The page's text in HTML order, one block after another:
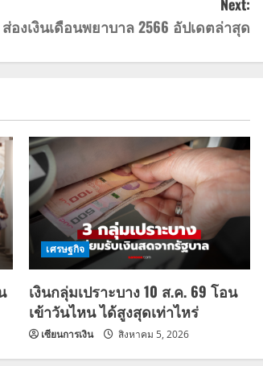
Next:
ส่องเงินเดือนพยาบาล 2566 อัปเดตล่าสุด
เศรษฐกิจ
เงินกลุ่มเปราะบาง 10 ส.ค. 69 โอน
เข้าวันไหน ได้สูงสุดเท่าไหร่
เซียนการเงิน สิงหาคม 5, 2026